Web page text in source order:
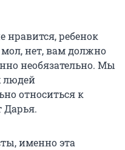
нравится, ребенок
нет, вам должно
необязательно. Мы
людей
относиться к
Дарья.
именно эта